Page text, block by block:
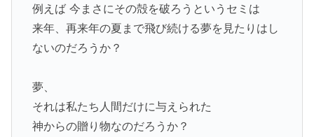
例えば 今まさにその殻を破ろうというセミは
来年、再来年の夏まで飛び続ける夢を見たりはし
ないのだろうか？
夢、
それは私たち人間だけに与えられた
神からの贈り物なのだろうか？